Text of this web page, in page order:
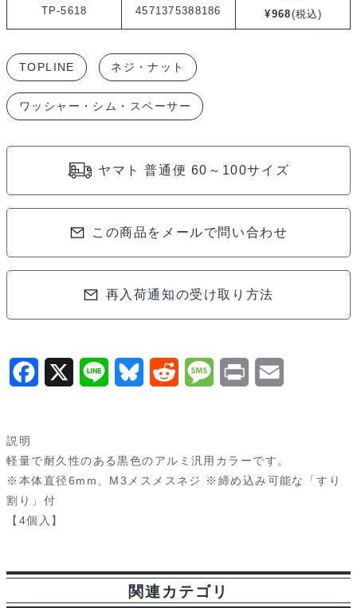
汎
用
カ
ラ
ー
ク
用
全
18mm
5618
個
TP-5618
4571375388186
¥968(税込)
TOPLINE ネジ・ナット
ワッシャー・シム・スペーサー
ヤマト 普通便 60～100サイズ
この商品をメールで問い合わせ
再入荷通知の受け取り方法
e
b
o
k
X
e
B
e
s
R
d
i
M
s
a
P
n
t l
説明
軽量で耐久性のある黒色のアルミ汎用カラーです。
※本体直径6mm、M3メスメスネジ ※締め込み可能な「すり
割り」付
【4個入】
関連カテゴリ